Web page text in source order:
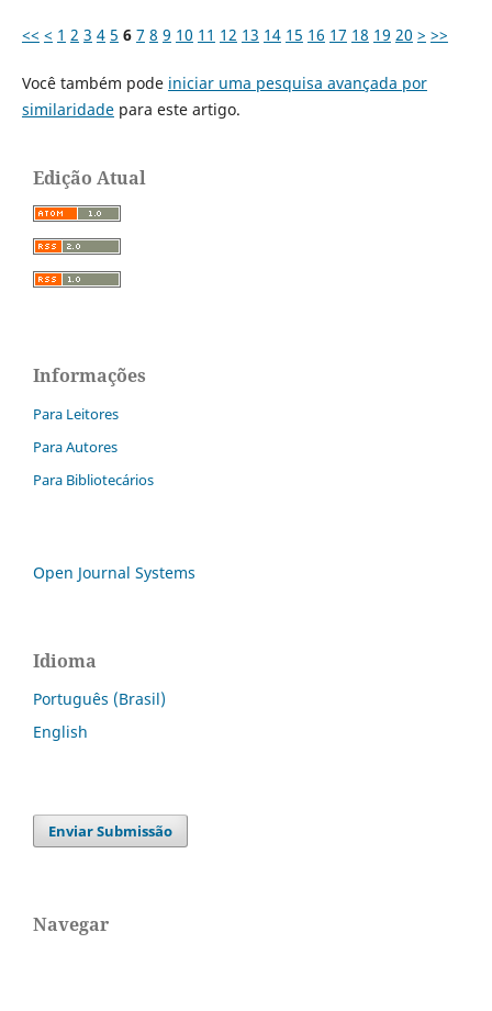
<< < 1 2 3 4 5 6 7 8 9 10 11 12 13 14 15 16 17 18 19 20 > >>
Você também pode iniciar uma pesquisa avançada por
similaridadepara este artigo.
Edição Atual
Informações
Para Leitores
Para Autores
Para Bibliotecários
Open Journal Systems
Idioma
Português (Brasil)
English
Enviar Submissão
Navegar